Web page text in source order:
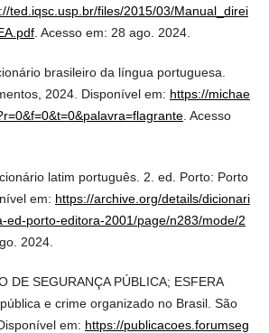
ted.iqsc.usp.br/files/2015/03/Manual_direi
. Acesso em: 28 ago. 2024.
brasileiro da língua portuguesa.
2024. Disponível em: https://michae
. Acesso
latim português. 2. ed. Porto: Porto
em: https://archive.org/details/dicionari
ed-porto-editora-2001/page/n283/mode/2
2024.
DE SEGURANÇA PÚBLICA; ESFERA
e crime organizado no Brasil. São
em: https://publicacoes.forumseg